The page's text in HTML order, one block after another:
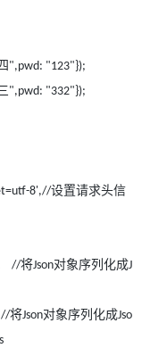
",pwd: "123"});
",pwd: "332"});
8',//设置请求头信
//将Json对象序列化成J
//将Json对象序列化成Jso